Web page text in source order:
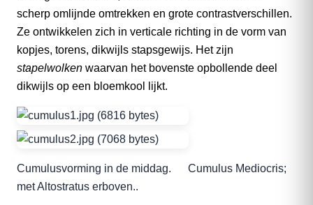
scherp omlijnde omtrekken en grote contrastverschillen.
Ze ontwikkelen zich in verticale richting in de vorm van
kopjes, torens, dikwijls stapsgewijs. Het zijn
stapelwolken waarvan het bovenste opbollende deel
dikwijls op een bloemkool lijkt.
Cumulusvorming in de middag. Cumulus Mediocris;
met Altostratus erboven..